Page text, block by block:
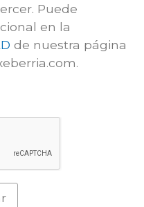
Puede
en la
de nuestra página